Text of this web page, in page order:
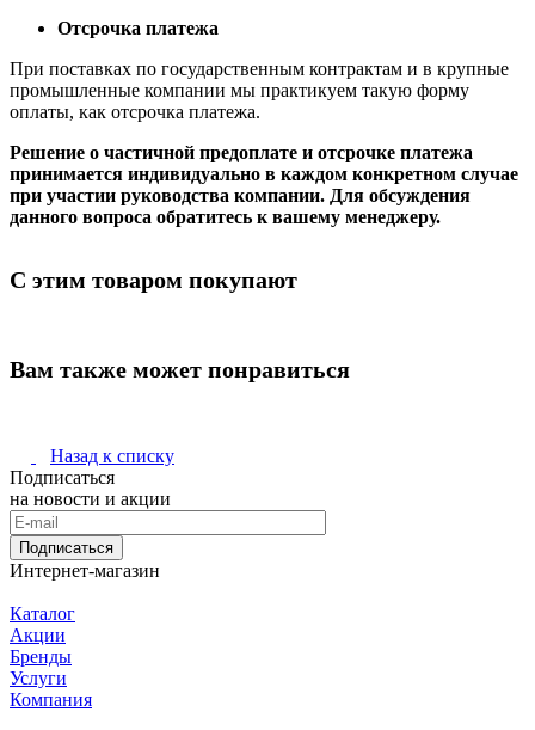
Отсрочка платежа
При поставках по государственным контрактам и в крупные
промышленные компании мы практикуем такую форму
оплаты, как отсрочка платежа.
Решение о частичной предоплате и отсрочке платежа
принимается индивидуально в каждом конкретном случае
при участии руководства компании. Для обсуждения
данного вопроса обратитесь к вашему менеджеру.
С этим товаром покупают
Вам также может понравиться
Назад к списку
Подписаться
на новости и акции
Подписаться
Интернет-магазин
Каталог
Акции
Бренды
Услуги
Компания